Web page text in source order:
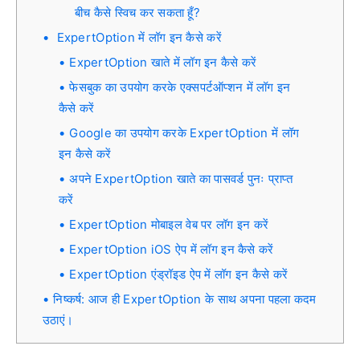
बीच कैसे स्विच कर सकता हूँ?
ExpertOption में लॉग इन कैसे करें
ExpertOption खाते में लॉग इन कैसे करें
फेसबुक का उपयोग करके एक्सपर्टऑप्शन में लॉग इन
कैसे करें
Google का उपयोग करके ExpertOption में लॉग
इन कैसे करें
अपने ExpertOption खाते का पासवर्ड पुनः प्राप्त
करें
ExpertOption मोबाइल वेब पर लॉग इन करें
ExpertOption iOS ऐप में लॉग इन कैसे करें
ExpertOption एंड्रॉइड ऐप में लॉग इन कैसे करें
निष्कर्ष: आज ही ExpertOption के साथ अपना पहला कदम
उठाएं।